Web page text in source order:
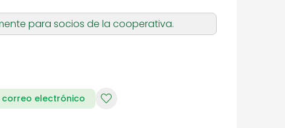
DE DAMAS
para socios de la cooperativa.
correo electrónico